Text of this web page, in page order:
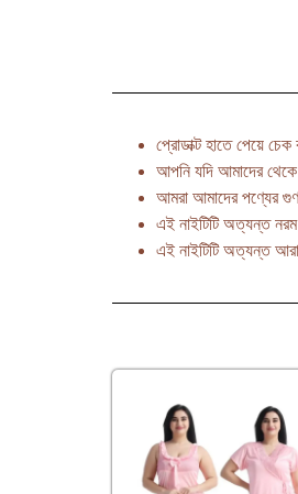
প্রোডাক্ট হাতে পেয়ে
আপনি যদি আমাদের থেকে
আমরা আমাদের পণ্যের
এই নাইটিটি অত্যন্ত নরম
এই নাইটিটি অত্যন্ত